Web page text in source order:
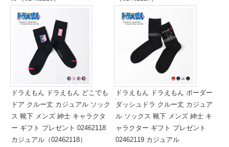
標準価格:1,500円(税抜)
標準価格:1,500円(税抜)
ドラえもん ドラえもん どこでも
ドア クルー丈 カジュアル ソック
ス 靴下 メンズ 紳士 キャラクタ
ー ギフト プレゼント 02462118
カジュアル（02462118）
ドラえもん ドラえもん ボーダー
ダッシュドラ クルー丈 カジュア
ル ソックス 靴下 メンズ 紳士 キ
ャラクター ギフト プレゼント
02462119 カジュアル